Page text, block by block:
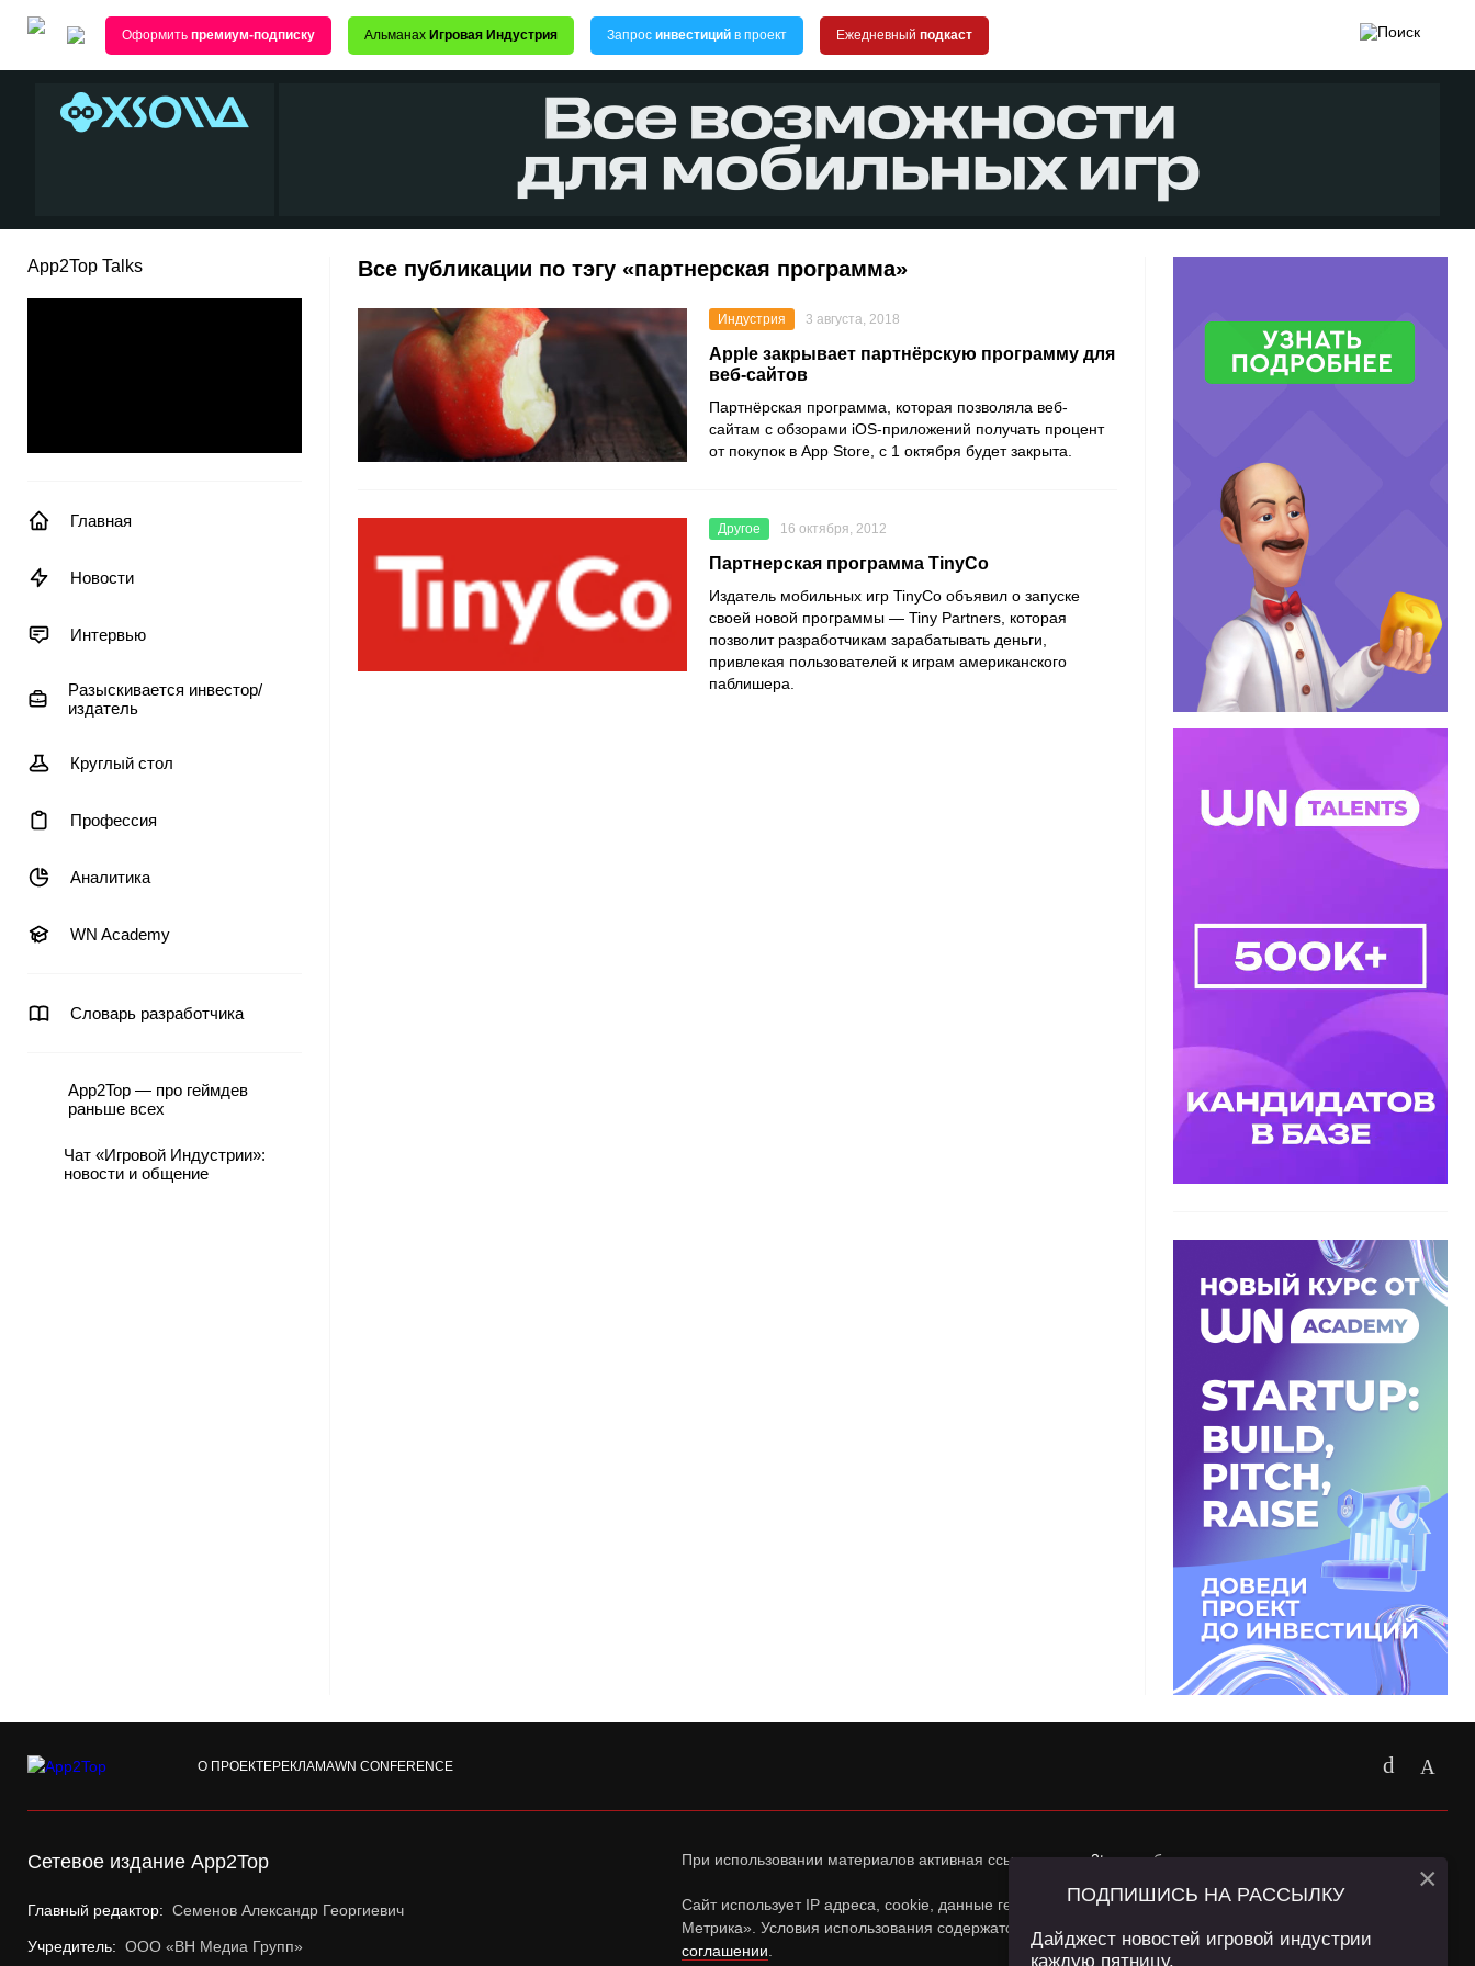
Оформить премиум-подписку Альманах Игровая Индустрия Запрос инвестиций в проект Ежедневный подкаст
App2Top Talks
Главная
Новости
Интервью
Разыскивается инвестор/
издатель
Круглый стол
Профессия
Аналитика
WN Academy
Словарь разработчика
App2Top — про геймдев
раньше всех
Чат «Игровой Индустрии»:
новости и общение
Все публикации по тэгу «партнерская программа»
Индустрия 3 августа, 2018
Apple закрывает партнёрскую программу для
веб-сайтов
Партнёрская программа, которая позволяла веб-
сайтам с обзорами iOS-приложений получать процент
от покупок в App Store, с 1 октября будет закрыта.
Другое 16 октября, 2012
Партнерская программа TinyCo
Издатель мобильных игр TinyCo объявил о запуске
своей новой программы — Tiny Partners, которая
позволит разработчикам зарабатывать деньги,
привлекая пользователей к играм американского
паблишера.
О ПРОЕКТЕРЕКЛАМАWN CONFERENCE
Сетевое издание App2Top
Главный редактор: Семенов Александр Георгиевич
Учредитель: ООО «ВН Медиа Групп»
При использовании материалов активная ссылка наapp2top.ruобязательна.
Сайт использует IP адреса, cookie, данные геолокации Пользователей сайта и сервис «Яндекс
Метрика». Условия использования содержатся в
Политике конфиденциальностии
соглашении
ПОДПИШИСЬ НА РАССЫЛКУ
Дайджест новостей игровой индустрии
каждую пятницу.
×